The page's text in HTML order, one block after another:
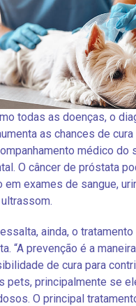
todas as doenças, o
as chances de
médico do
O câncer de próstata
em exames de sangue,
ainda, o
“A prevenção é a
de cura para
pets, principalmente se
O principal